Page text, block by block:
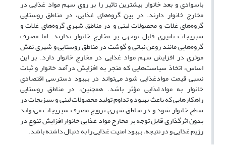
باسوادی و بعد خانوار بیشترین تاثیر را بر روی سهم مواد غذایی در
مخارج خانوار دارند. در بین گروه‌های غذایی، در مناطق روستایی
گروه‌های غلات و محصولات لبنی و در مناطق شهری گروه‌های غلات و
سبزیجات تاثیری قابل توجهی بر مخارج خانوار ندارند. اما مصرف
گروه‌هایی مانند روغن نباتی و گوشت در مناطق روستایی و شهری نقش
موثری در افزایش سهم مواد غذایی در مخارج خانوار دارد. بر این
اساس، اتخاذ سیاست‌هایی که منجر به افزایش درآمد خانوار و ثبات
نسبی قیمت مواد­غذایی شود می‌تواند در بهبود دسترسی اقتصادی
خانوار به مواد­غذایی مؤثر باشد. همچنین، در مناطق روستایی
راهکارهایی که باعث بهبود و تداوم تولید محصولات لبنی و سبزیجات در
سطح خانوار شود و در مناطق شهری ترویج مصرف سبزیجات می‌تواند
بدون اثر‌گذاری قابل توجه بر مخارج مواد غذایی خانوار افزایش تنوع در
رژیم غذایی و در نتیجه، بهبود امنیت غذایی را به دنبال داشته باشد.